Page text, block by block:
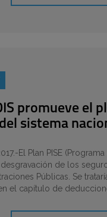
promueve el
sistema
El Plan PISE
desgravación de los
Públicas. Se
el capítulo de